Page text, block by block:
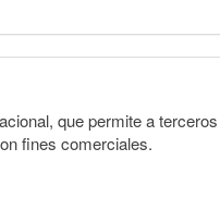
que permite a
fines comerciales.